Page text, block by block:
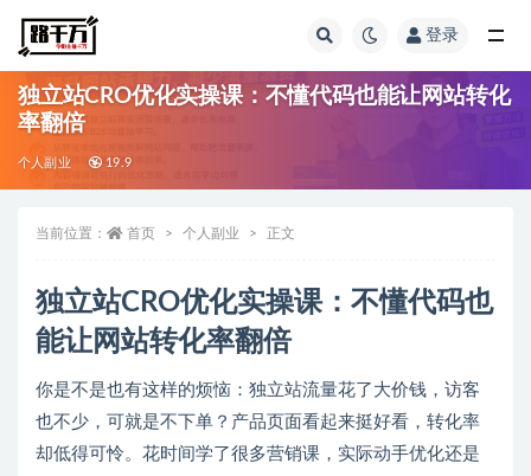
登录
独立站CRO优化实操课：不懂代码也能让网站转化
率翻倍
个人副业 19.9
当前位置： 首页 个人副业 正文
独立站CRO优化实操课：不懂代码也
能让网站转化率翻倍
你是不是也有这样的烦恼：独立站流量花了大价钱，访客
也不少，可就是不下单？产品页面看起来挺好看，转化率
却低得可怜。花时间学了很多营销课，实际动手优化还是